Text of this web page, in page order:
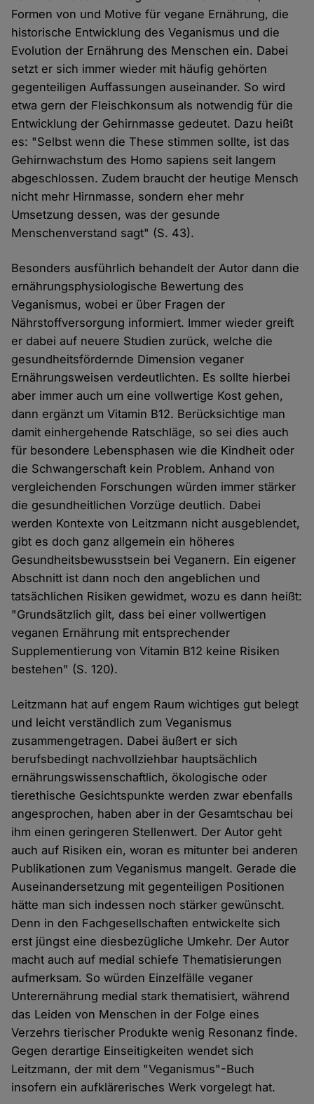
Formen von und Motive für vegane Ernährung, die
historische Entwicklung des Veganismus und die
Evolution der Ernährung des Menschen ein. Dabei
setzt er sich immer wieder mit häufig gehörten
gegenteiligen Auffassungen auseinander. So wird
etwa gern der Fleischkonsum als notwendig für die
Entwicklung der Gehirnmasse gedeutet. Dazu heißt
es: "Selbst wenn die These stimmen sollte, ist das
Gehirnwachstum des Homo sapiens seit langem
abgeschlossen. Zudem braucht der heutige Mensch
nicht mehr Hirnmasse, sondern eher mehr
Umsetzung dessen, was der gesunde
Menschenverstand sagt" (S. 43).
Besonders ausführlich behandelt der Autor dann die
ernährungsphysiologische Bewertung des
Veganismus, wobei er über Fragen der
Nährstoffversorgung informiert. Immer wieder greift
er dabei auf neuere Studien zurück, welche die
gesundheitsfördernde Dimension veganer
Ernährungsweisen verdeutlichten. Es sollte hierbei
aber immer auch um eine vollwertige Kost gehen,
dann ergänzt um Vitamin B12. Berücksichtige man
damit einhergehende Ratschläge, so sei dies auch
für besondere Lebensphasen wie die Kindheit oder
die Schwangerschaft kein Problem. Anhand von
vergleichenden Forschungen würden immer stärker
die gesundheitlichen Vorzüge deutlich. Dabei
werden Kontexte von Leitzmann nicht ausgeblendet,
gibt es doch ganz allgemein ein höheres
Gesundheitsbewusstsein bei Veganern. Ein eigener
Abschnitt ist dann noch den angeblichen und
tatsächlichen Risiken gewidmet, wozu es dann heißt:
"Grundsätzlich gilt, dass bei einer vollwertigen
veganen Ernährung mit entsprechender
Supplementierung von Vitamin B12 keine Risiken
bestehen" (S. 120).
Leitzmann hat auf engem Raum wichtiges gut belegt
und leicht verständlich zum Veganismus
zusammengetragen. Dabei äußert er sich
berufsbedingt nachvollziehbar hauptsächlich
ernährungswissenschaftlich, ökologische oder
tierethische Gesichtspunkte werden zwar ebenfalls
angesprochen, haben aber in der Gesamtschau bei
ihm einen geringeren Stellenwert. Der Autor geht
auch auf Risiken ein, woran es mitunter bei anderen
Publikationen zum Veganismus mangelt. Gerade die
Auseinandersetzung mit gegenteiligen Positionen
hätte man sich indessen noch stärker gewünscht.
Denn in den Fachgesellschaften entwickelte sich
erst jüngst eine diesbezügliche Umkehr. Der Autor
macht auch auf medial schiefe Thematisierungen
aufmerksam. So würden Einzelfälle veganer
Unterernährung medial stark thematisiert, während
das Leiden von Menschen in der Folge eines
Verzehrs tierischer Produkte wenig Resonanz finde.
Gegen derartige Einseitigkeiten wendet sich
Leitzmann, der mit dem "Veganismus"-Buch
insofern ein aufklärerisches Werk vorgelegt hat.